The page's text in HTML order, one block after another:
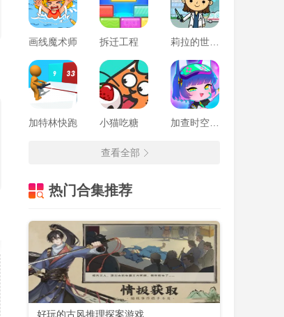
画线魔术师 拆迁工程
加特林快跑 小猫吃糖
查看全部
热门合集推荐
好玩的古风推理探案游戏